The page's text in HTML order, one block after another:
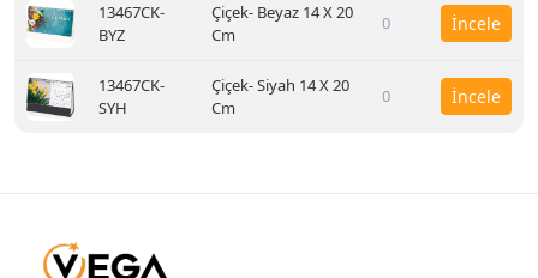
13467CK-
BYZ
Çiçek- Beyaz 14 X 20
Cm
0 İncele
13467CK-
SYH
Çiçek- Siyah 14 X 20
Cm
0 İncele